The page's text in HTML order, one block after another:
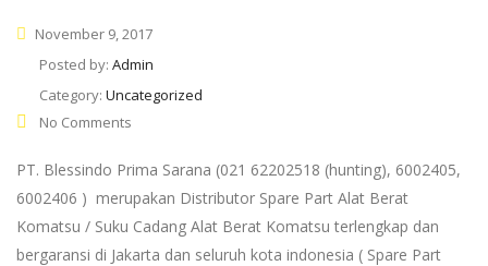
November 9, 2017
Posted by: Admin
Category: Uncategorized
No Comments
PT. Blessindo Prima Sarana (021 62202518 (hunting), 6002405,
6002406 ) merupakan Distributor Spare Part Alat Berat
Komatsu / Suku Cadang Alat Berat Komatsu terlengkap dan
bergaransi di Jakarta dan seluruh kota indonesia ( Spare Part